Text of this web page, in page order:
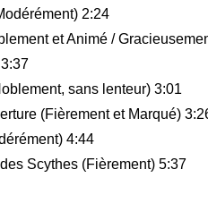
2:24
et Animé /
sans lenteur) 3:01
(Fièrement et Marqué)
4:44
Scythes (Fièrement) 5:37